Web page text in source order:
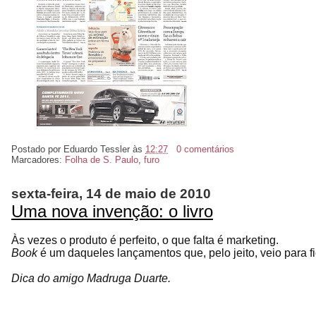
Postado por Eduardo Tessler às 12:27
0 comentários
Marcadores: Folha de S. Paulo furo
sexta-feira, 14 de maio de 2010
Uma nova invenção: o livro
Às vezes o produto é perfeito, o que falta é marketing.
Booké um daqueles lançamentos que, pelo jeito, veio para
Dica do amigo Madruga Duarte.